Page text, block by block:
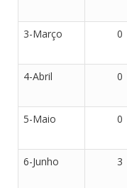
3-Março 0
4-Abril 0
5-Maio 0
6-Junho 3